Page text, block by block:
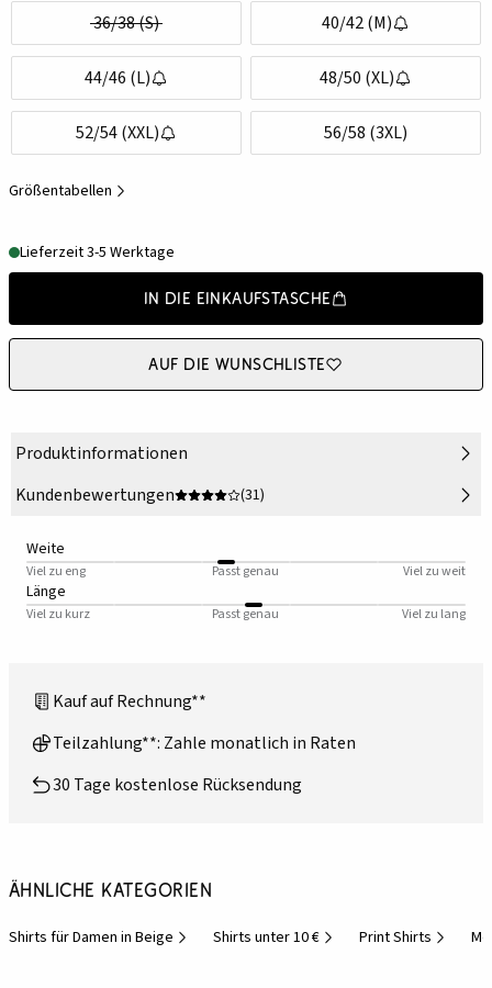
36/38 (S) 40/42 (M)
44/46 (L) 48/50 (XL)
52/54 (XXL) 56/58 (3XL)
Größentabellen
Lieferzeit 3-5 Werktage
In die Einkaufstasche
Auf die Wunschliste
Produktinformationen
Kundenbewertungen
(31)
Weite
Viel zu eng Passt genau Viel zu weit
Länge
Viel zu kurz Passt genau Viel zu lang
Kauf auf Rechnung**
Teilzahlung**: Zahle monatlich in Raten
30 Tage kostenlose Rücksendung
Ähnliche Kategorien
Shirts für Damen in Beige Shirts unter 10 € Print Shirts